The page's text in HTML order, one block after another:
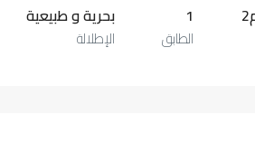
1
الطابق
بحرية و طبيعية
الإطلالة